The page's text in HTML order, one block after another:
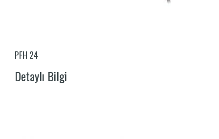
PFH 24
Detaylı Bilgi